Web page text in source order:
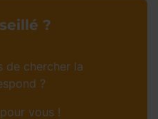
?
de chercher la
?
vous !